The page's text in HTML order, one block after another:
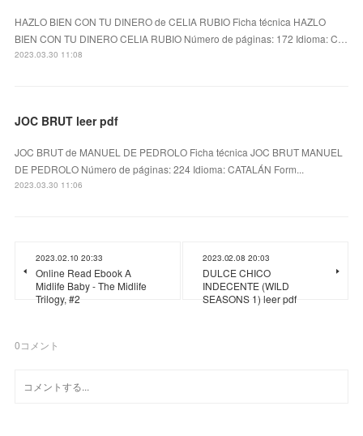
HAZLO BIEN CON TU DINERO de CELIA RUBIO Ficha técnica HAZLO
BIEN CON TU DINERO CELIA RUBIO Número de páginas: 172 Idioma: C…
2023.03.30 11:08
JOC BRUT leer pdf
JOC BRUT de MANUEL DE PEDROLO Ficha técnica JOC BRUT MANUEL
DE PEDROLO Número de páginas: 224 Idioma: CATALÁN Form...
2023.03.30 11:06
2023.02.10 20:33
Online Read Ebook A
Midlife Baby - The Midlife
Trilogy, #2
2023.02.08 20:03
DULCE CHICO
INDECENTE (WILD
SEASONS 1) leer pdf
0コメント